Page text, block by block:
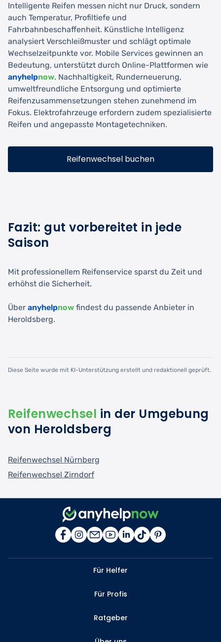
Intelligente Reifen messen nicht nur Druck, sondern
auch Temperatur, Profiltiefe und
Fahrbahnbeschaffenheit. Künstliche Intelligenz
analysiert Verschleißmuster und schlägt optimale
Wechselzeitpunkte vor. Mobile Services gewinnen an
Bedeutung, unterstützt durch Online-Plattformen wie
anyhelpnow. Nachhaltigkeit, Runderneuerung,
umweltfreundliche Entsorgung und optimierte
Reifenzusammensetzungen stehen zunehmend im
Fokus. Elektrofahrzeuge erfordern zudem spezialisierte
Reifen und angepasste Montagetechniken.
Reifenwechsel buchen
Fazit: gut vorbereitet in jede
Saison
Mit professionellem Reifenservice sparst du Zeit und
erhöhst die Sicherheit.
Über anyhelpnow findest du passende Anbieter in
Heroldsberg.
Diese Seite wurde mit KI-Unterstützung erstellt und redaktionell geprüft.
Reifenwechsel in der Umgebung
von Heroldsberg
Reifenwechsel Nürnberg
Reifenwechsel Zirndorf
Für Helfer
Für Profis
Ratgeber